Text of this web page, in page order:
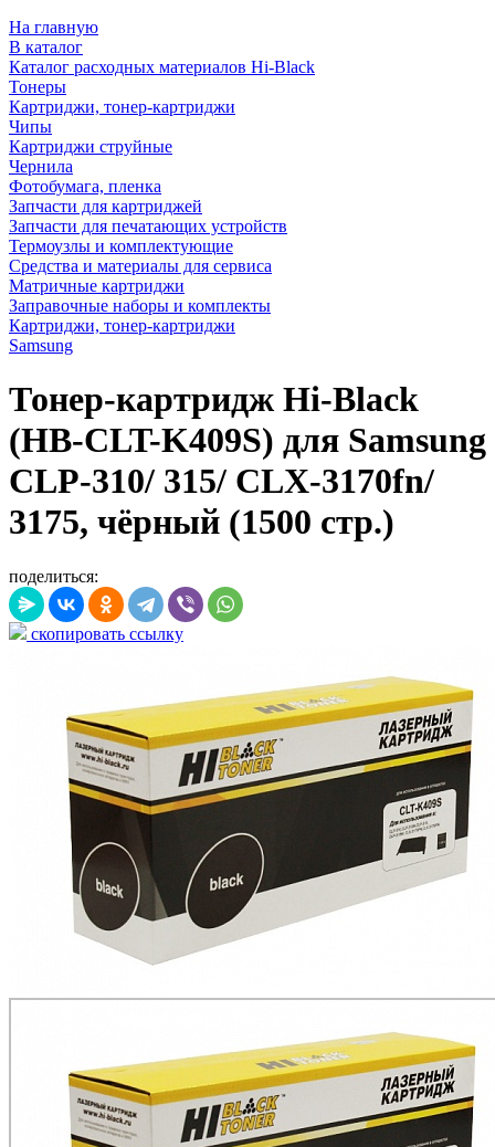
На главную
В каталог
Каталог расходных материалов Hi-Black
Тонеры
Картриджи, тонер-картриджи
Чипы
Картриджи струйные
Чернила
Фотобумага, пленка
Запчасти для картриджей
Запчасти для печатающих устройств
Термоузлы и комплектующие
Средства и материалы для сервиса
Матричные картриджи
Заправочные наборы и комплекты
Картриджи, тонер-картриджи
Samsung
Тонер-картридж Hi-Black
(HB-CLT-K409S) для Samsung
CLP-310/ 315/ CLX-3170fn/
3175, чёрный (1500 стр.)
поделиться:
скопировать ссылку